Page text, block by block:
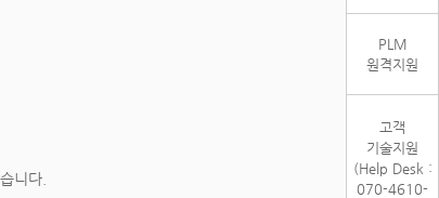
PLM
원격지원
고객
기술지원
(Help Desk :
070-4610-
니다.